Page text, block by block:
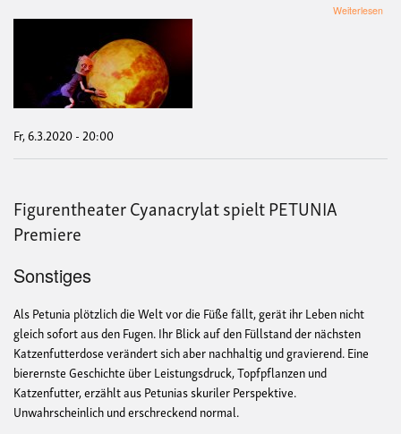
Weiterlesen
Fr, 6.3.2020 - 20:00
Figurentheater Cyanacrylat spielt PETUNIA
Premiere
Sonstiges
Als Petunia plötzlich die Welt vor die Füße fällt, gerät ihr Leben nicht
gleich sofort aus den Fugen. Ihr Blick auf den Füllstand der nächsten
Katzenfutterdose verändert sich aber nachhaltig und gravierend. Eine
bierernste Geschichte über Leistungsdruck, Topfpflanzen und
Katzenfutter, erzählt aus Petunias skuriler Perspektive.
Unwahrscheinlich und erschreckend normal.